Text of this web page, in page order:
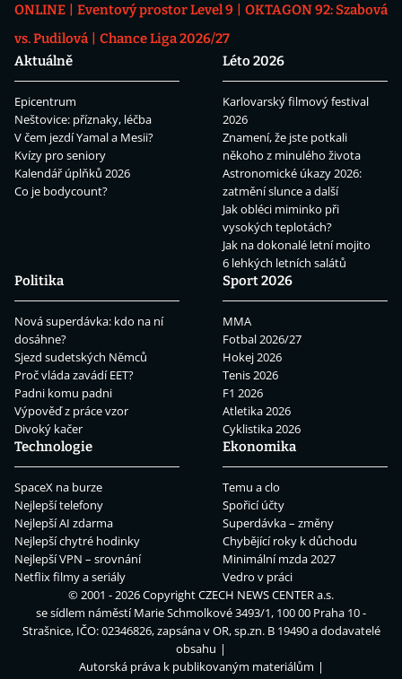
ONLINE
Eventový prostor Level 9
OKTAGON 92: Szabová
vs. Pudilová
Chance Liga 2026/27
Aktuálně
Epicentrum
Neštovice: příznaky, léčba
V čem jezdí Yamal a Mesii?
Kvízy pro seniory
Kalendář úplňků 2026
Co je bodycount?
Léto 2026
Karlovarský filmový festival
2026
Znamení, že jste potkali
někoho z minulého života
Astronomické úkazy 2026:
zatmění slunce a další
Jak obléci miminko při
vysokých teplotách?
Jak na dokonalé letní mojito
6 lehkých letních salátů
Politika
Nová superdávka: kdo na ní
dosáhne?
Sjezd sudetských Němců
Proč vláda zavádí EET?
Padni komu padni
Výpověď z práce vzor
Divoký kačer
Sport 2026
MMA
Fotbal 2026/27
Hokej 2026
Tenis 2026
F1 2026
Atletika 2026
Cyklistika 2026
Technologie
SpaceX na burze
Nejlepší telefony
Nejlepší AI zdarma
Nejlepší chytré hodinky
Nejlepší VPN – srovnání
Netflix filmy a seriály
Ekonomika
Temu a clo
Spořicí účty
Superdávka – změny
Chybějící roky k důchodu
Minimální mzda 2027
Vedro v práci
© 2001 - 2026 CopyrightCZECH NEWS CENTER a.s.
se sídlem náměstí Marie Schmolkové 3493/1, 100 00 Praha 10 -
Strašnice, IČO: 02346826, zapsána v OR, sp.zn. B 19490 a dodavatelé
obsahu
Autorská práva k publikovaným materiálům